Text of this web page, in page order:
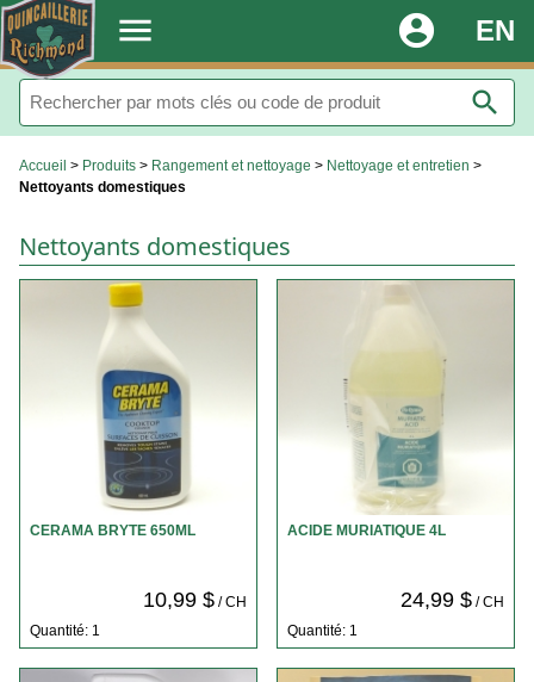
. menu EN
account_circle
search
Accueil > Produits > Rangement et nettoyage > Nettoyage et entretien >
Nettoyants domestiques
Nettoyants domestiques
CERAMA BRYTE 650ML
10,99 $/ CH
Quantité: 1
ACIDE MURIATIQUE 4L
24,99 $/ CH
Quantité: 1